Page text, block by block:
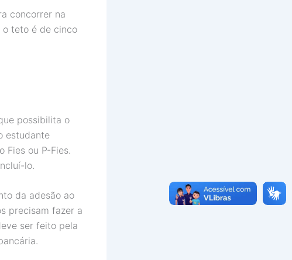
concorrer na
o teto é de cinco
possibilita o
estudante
Fies ou P-Fies.
lo.
da adesão ao
precisam fazer a
ser feito pela